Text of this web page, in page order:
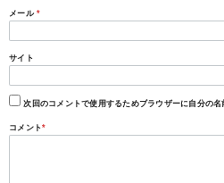
メール *
サイト
次回のコメントで使用するためブラウザーに自分の名
コメント*